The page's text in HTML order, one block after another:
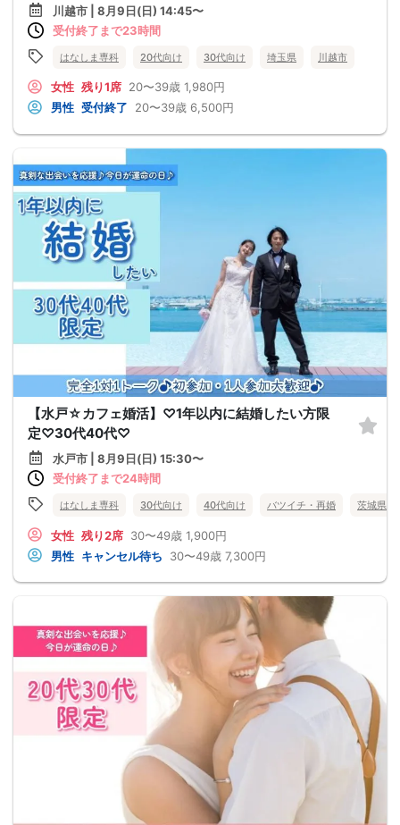
川越市 | 8月9日(日) 14:45〜
受付終了まで23時間
はなしま専科 20代向け 30代向け 埼玉県 川越市
女性 残り1席 20〜39歳 1,980円
男性 受付終了 20〜39歳 6,500円
【水戸☆カフェ婚活】♡1年以内に結婚したい方限
定♡30代40代♡
水戸市 | 8月9日(日) 15:30〜
受付終了まで24時間
はなしま専科 30代向け 40代向け バツイチ・再婚 茨城県
女性 残り2席 30〜49歳 1,900円
男性 キャンセル待ち 30〜49歳 7,300円